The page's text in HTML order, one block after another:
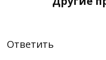
Ответить